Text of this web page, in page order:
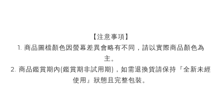
【注意事項】
1. 商品圖檔顏色因螢幕差異會略有不同，請以實際商品顏色為
主。
2. 商品鑑賞期內(鑑賞期非試用期)，如需退換貨請保持『全新未經
使用』狀態且完整包裝。